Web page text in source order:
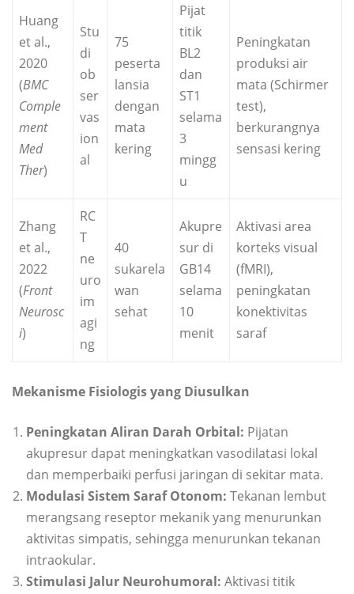
Huang
et al.,
2020
(BMC
Comple
ment
Med
Ther)
Stu
di
ob
ser
vas
ion
al
75
peserta
lansia
dengan
mata
kering
Pijat
titik
BL2
dan
ST1
selama
3
mingg
u
Peningkatan
produksi air
mata (Schirmer
test),
berkurangnya
sensasi kering
Zhang
et al.,
2022
(Front
Neurosc
i)
RC
T
ne
uro
im
agi
ng
40
sukarela
wan
sehat
Akupre
sur di
GB14
selama
10
menit
Aktivasi area
korteks visual
(fMRI),
peningkatan
konektivitas
saraf
Mekanisme Fisiologis yang Diusulkan
Peningkatan Aliran Darah Orbital: Pijatan
akupresur dapat meningkatkan vasodilatasi lokal
dan memperbaiki perfusi jaringan di sekitar mata.
Modulasi Sistem Saraf Otonom: Tekanan lembut
merangsang reseptor mekanik yang menurunkan
aktivitas simpatis, sehingga menurunkan tekanan
intraokular.
Stimulasi Jalur Neurohumoral: Aktivasi titik